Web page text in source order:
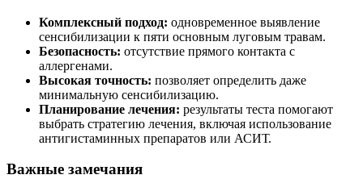
Комплексный подход: одновременное выявление
сенсибилизации к пяти основным луговым травам.
Безопасность: отсутствие прямого контакта с
аллергенами.
Высокая точность: позволяет определить даже
минимальную сенсибилизацию.
Планирование лечения: результаты теста помогают
выбрать стратегию лечения, включая использование
антигистаминных препаратов или АСИТ.
Важные замечания